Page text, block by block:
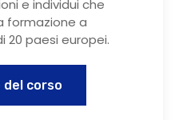
e individui che
formazione a
20 paesi europei.
del corso